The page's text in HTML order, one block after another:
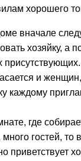
хорошего
вначале
хозяйку, а
и
каждому
где
гостей, то
приветствует